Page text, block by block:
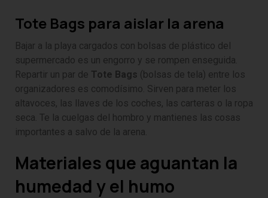
Tote Bags para aislar la arena
Bajar a la playa cargados con bolsas de plástico del
supermercado es un engorro y se rompen enseguida.
Repartir un par de Tote Bags (bolsas de tela) entre los
organizadores es comodísimo. Sirven para meter los
altavoces, las llaves de los coches, las carteras o la ropa
seca. Te la cuelgas del hombro y mantienes las cosas
importantes a salvo de la arena.
Materiales que aguantan la
humedad y el humo